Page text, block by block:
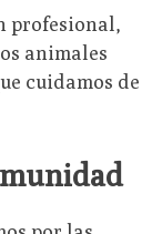
profesional,
animales
cuidamos de